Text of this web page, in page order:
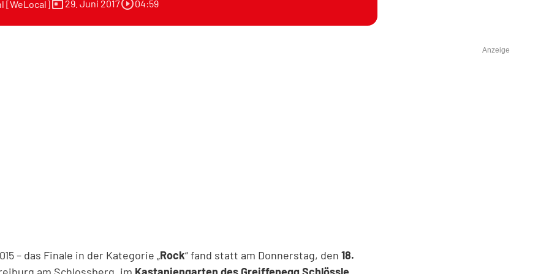
[WeLocal]today 29. Juni 2017play_circle_outline04:59
Anzeige
– das Finale in der Kategorie „Rock“ fand statt am Donnerstag, den 18.